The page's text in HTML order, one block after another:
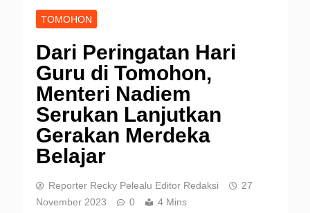
TOMOHON
Dari Peringatan Hari
Guru di Tomohon,
Menteri Nadiem
Serukan Lanjutkan
Gerakan Merdeka
Belajar
Reporter Recky Pelealu Editor Redaksi
27
November 2023
0 4 Mins